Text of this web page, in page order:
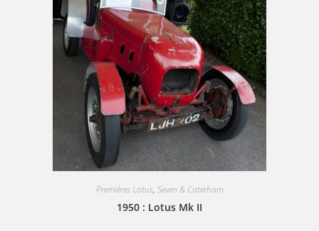
Premières Lotus, Seven & Caterham
1950 : Lotus Mk II